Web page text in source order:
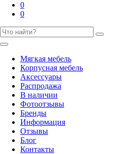
0
0
Мягкая мебель
Корпусная мебель
Аксессуары
Распродажа
В наличии
Фотоотзывы
Бренды
Информация
Отзывы
Блог
Контакты